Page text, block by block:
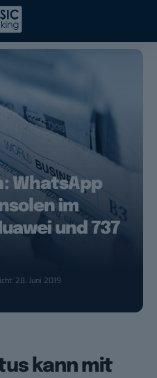
WhatsApp
im
und 737
28. Juni 2019
kann mit